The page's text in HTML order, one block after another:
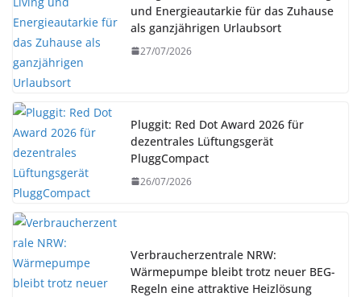
und Energieautarkie für das Zuhause
als ganzjährigen Urlaubsort
27/07/2026
Pluggit: Red Dot Award 2026 für
dezentrales Lüftungsgerät
PluggCompact
26/07/2026
Verbraucherzentrale NRW:
Wärmepumpe bleibt trotz neuer BEG-
Regeln eine attraktive Heizlösung